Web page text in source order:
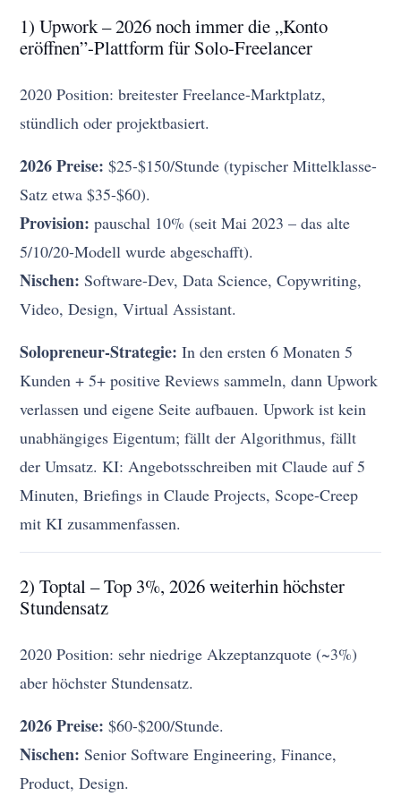
1) Upwork – 2026 noch immer die „Konto
eröffnen”-Plattform für Solo-Freelancer
2020 Position: breitester Freelance-Marktplatz,
stündlich oder projektbasiert.
2026 Preise: $25-$150/Stunde (typischer Mittelklasse-
Satz etwa $35-$60).
Provision: pauschal 10% (seit Mai 2023 – das alte
5/10/20-Modell wurde abgeschafft).
Nischen: Software-Dev, Data Science, Copywriting,
Video, Design, Virtual Assistant.
Solopreneur-Strategie: In den ersten 6 Monaten 5
Kunden + 5+ positive Reviews sammeln, dann Upwork
verlassen und eigene Seite aufbauen. Upwork ist kein
unabhängiges Eigentum; fällt der Algorithmus, fällt
der Umsatz. KI: Angebotsschreiben mit Claude auf 5
Minuten, Briefings in Claude Projects, Scope-Creep
mit KI zusammenfassen.
2) Toptal – Top 3%, 2026 weiterhin höchster
Stundensatz
2020 Position: sehr niedrige Akzeptanzquote (~3%)
aber höchster Stundensatz.
2026 Preise: $60-$200/Stunde.
Nischen: Senior Software Engineering, Finance,
Product, Design.